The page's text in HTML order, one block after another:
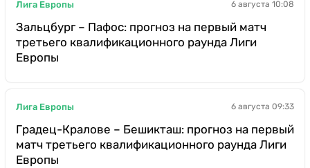
Лига Европы 6 августа 10:08
Зальцбург – Пафос: прогноз на первый матч
третьего квалификационного раунда Лиги
Европы
Лига Европы 6 августа 09:33
Градец-Кралове – Бешикташ: прогноз на первый
матч третьего квалификационного раунда Лиги
Европы